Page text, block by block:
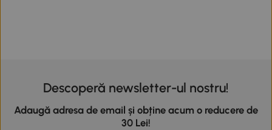
Descoperă newsletter-ul nostru!
Adaugă adresa de email și obține acum o reducere de
30 Lei!